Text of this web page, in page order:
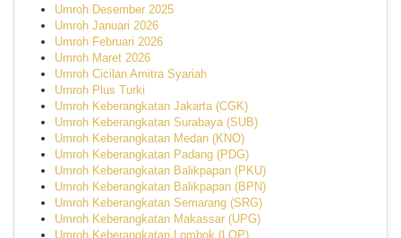
Umroh Desember 2025
Umroh Januari 2026
Umroh Februari 2026
Umroh Maret 2026
Umroh Cicilan Amitra Syariah
Umroh Plus Turki
Umroh Keberangkatan Jakarta (CGK)
Umroh Keberangkatan Surabaya (SUB)
Umroh Keberangkatan Medan (KNO)
Umroh Keberangkatan Padang (PDG)
Umroh Keberangkatan Balikpapan (PKU)
Umroh Keberangkatan Balikpapan (BPN)
Umroh Keberangkatan Semarang (SRG)
Umroh Keberangkatan Makassar (UPG)
Umroh Keberangkatan Lombok (LOP)